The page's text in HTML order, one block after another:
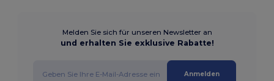
Melden Sie sich für unseren Newsletter an
und erhalten Sie exklusive Rabatte!
Anmelden